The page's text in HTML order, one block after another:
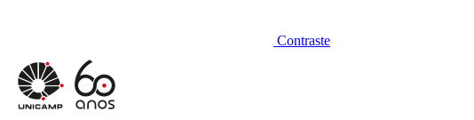
Contraste